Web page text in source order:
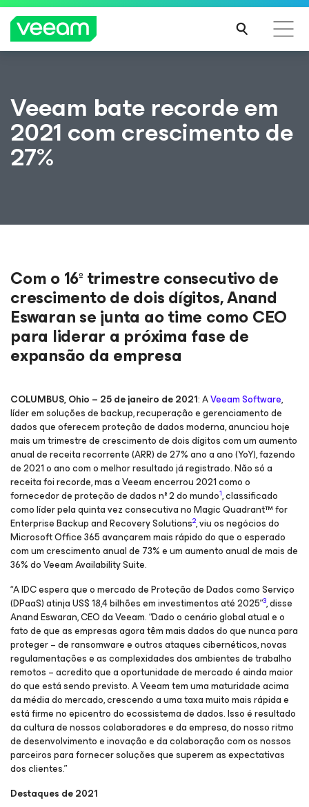
pela atualização de conteúdo da CrowdStrike
LEIA
MAIS
Veeam bate recorde em
2021 com crescimento de
27%
Com o 16º trimestre consecutivo de
crescimento de dois dígitos, Anand
Eswaran se junta ao time como CEO
para liderar a próxima fase de
expansão da empresa
COLUMBUS, Ohio – 25 de janeiro de 2021: AVeeam Software,
líder em soluções de backup, recuperação e gerenciamento de
dados que oferecem proteção de dados moderna, anunciou hoje
mais um trimestre de crescimento de dois dígitos com um aumento
anual de receita recorrente (ARR) de 27% ano a ano (YoY), fazendo
de 2021 o ano com o melhor resultado já registrado. Não só a
receita foi recorde, mas a Veeam encerrou 2021 como o
fornecedor de proteção de dados nº 2 do mundo1, classificado
como líder pela quinta vez consecutiva no Magic Quadrant™ for
Enterprise Backup and Recovery Solutions2, viu os negócios do
Microsoft Office 365 avançarem mais rápido do que o esperado
com um crescimento anual de 73% e um aumento anual de mais de
36% do Veeam Availability Suite.
“A IDC espera que o mercado de Proteção de Dados como Serviço
(DPaaS) atinja US$ 18,4 bilhões em investimentos até 2025”3, disse
Anand Eswaran, CEO da Veeam. “Dado o cenário global atual e o
fato de que as empresas agora têm mais dados do que nunca para
proteger – de ransomware e outros ataques cibernéticos, novas
regulamentações e as complexidades dos ambientes de trabalho
remotos – acredito que a oportunidade de mercado é ainda maior
do que está sendo previsto. A Veeam tem uma maturidade acima
da média do mercado, crescendo a uma taxa muito mais rápida e
está firme no epicentro do ecossistema de dados. Isso é resultado
da cultura de nossos colaboradores e da empresa, do nosso ritmo
de desenvolvimento e inovação e da colaboração com os nossos
parceiros para fornecer soluções que superem as expectativas
dos clientes.”
Destaques de 2021